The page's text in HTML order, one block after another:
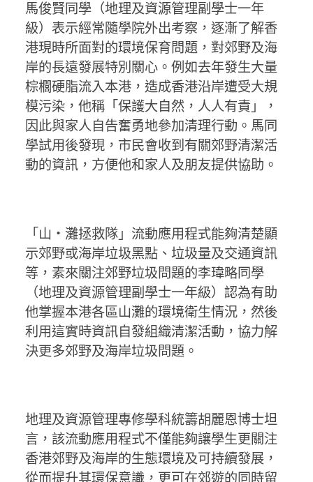
馬俊賢同學（地理及資源管理副學士一年
級）表示經常隨學院外出考察，逐漸了解香
港現時所面對的環境保育問題，對郊野及海
岸的長遠發展特別關心。例如去年發生大量
棕櫚硬脂流入本港，造成香港沿岸遭受大規
模污染，他稱「保護大自然，人人有責」，
因此與家人自告奮勇地參加清理行動。馬同
學試用後發現，市民會收到有關郊野清潔活
動的資訊，方便他和家人及朋友提供協助。
「山‧灘拯救隊」流動應用程式能夠清楚顯
示郊野或海岸垃圾黑點、垃圾量及交通資訊
等，素來關注郊野垃圾問題的李瑋略同學
（地理及資源管理副學士一年級）認為有助
他掌握本港各區山灘的環境衛生情況，然後
利用這實時資訊自發組織清潔活動，協力解
決更多郊野及海岸垃圾問題。
地理及資源管理專修學科統籌胡麗恩博士坦
言，該流動應用程式不僅能夠讓學生更關注
香港郊野及海岸的生態環境及可持續發展，
從而提升其環保意識，更可在郊遊的同時留